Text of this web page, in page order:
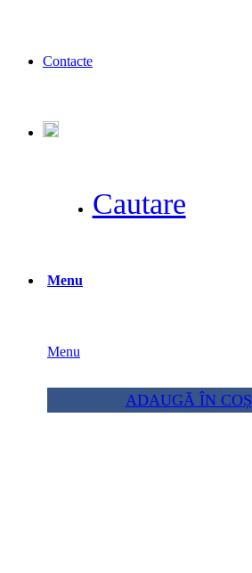
Contacte
Cautare
Menu
Menu
ADAUGĂ ÎN COȘ